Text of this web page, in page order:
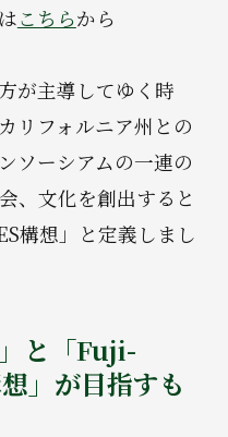
こちらから
が主導してゆく時
リフォルニア州との
ソーシアムの一連の
、文化を創出すると
構想」と定義しまし
と「Fuji-
」が目指すも